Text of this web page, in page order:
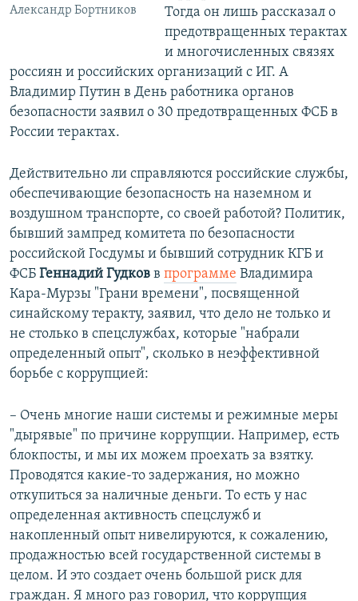
Александр Бортников
Тогда он лишь рассказал о
предотвращенных терактах
и многочисленных связях
россиян и российских организаций с ИГ. А
Владимир Путин в День работника органов
безопасности заявил о 30 предотвращенных ФСБ в
России терактах.
Действительно ли справляются российские службы,
обеспечивающие безопасность на наземном и
воздушном транспорте, со своей работой? Политик,
бывший зампред комитета по безопасности
российской Госдумы и бывший сотрудник КГБ и
ФСБ Геннадий Гудков в программе Владимира
Кара-Мурзы "Грани времени", посвященной
синайскому теракту, заявил, что дело не только и
не столько в спецслужбах, которые "набрали
определенный опыт", сколько в неэффективной
борьбе с коррупцией:
– Очень многие наши системы и режимные меры
"дырявые" по причине коррупции. Например, есть
блокпосты, и мы их можем проехать за взятку.
Проводятся какие-то задержания, но можно
откупиться за наличные деньги. То есть у нас
определенная активность спецслужб и
накопленный опыт нивелируются, к сожалению,
продажностью всей государственной системы в
целом. И это создает очень большой риск для
граждан. Я много раз говорил, что коррупция